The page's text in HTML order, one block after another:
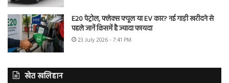
E20 पेट्रोल, फ्लेक्स फ्यूल या EV कार? नई गाड़ी खरीदने से
पहले जानें किसमें है ज्यादा फायदा
23 July 2026 - 7:41 PM
खेत खलिहान